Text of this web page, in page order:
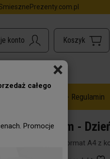
×
całego
Promocje
Wyprzedaż do -50% - Regulamin
Dyplom -
Dyplom format A4 z